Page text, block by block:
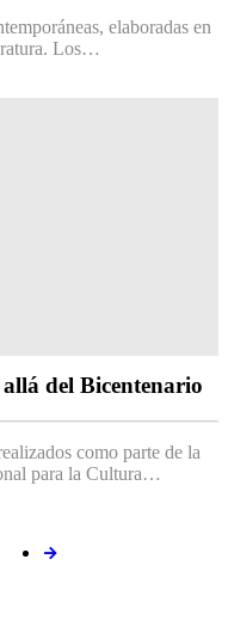
elaboradas en
Los…
del Bicentenario
como parte de la
para la Cultura…